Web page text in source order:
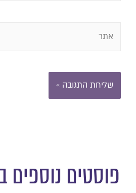
פוסטים נוספים